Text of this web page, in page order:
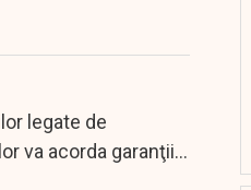
legate de
va acorda garanţii